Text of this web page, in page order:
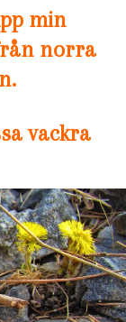
min
norra
vackra